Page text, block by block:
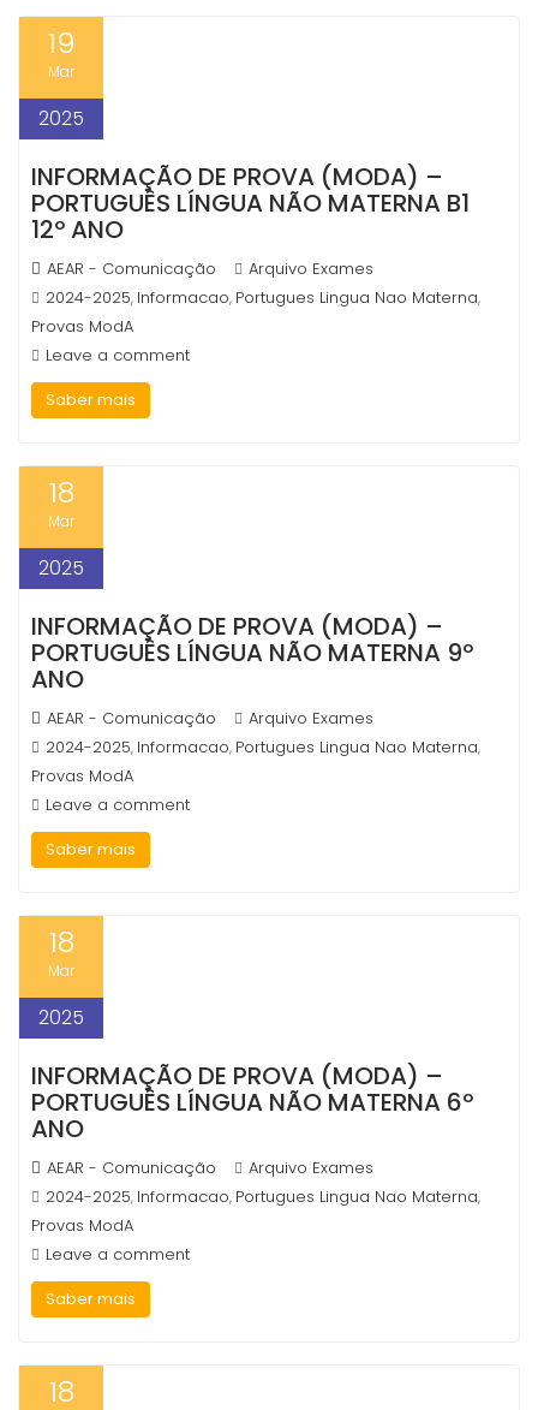
19
Mar
2025
INFORMAÇÃO DE PROVA (MODA) –
PORTUGUÊS LÍNGUA NÃO MATERNA B1
12º ANO
AEAR - Comunicação
Arquivo Exames
2024-2025, Informacao, Portugues Lingua Nao Materna,
Provas ModA
Leave a comment
Saber mais
18
Mar
2025
INFORMAÇÃO DE PROVA (MODA) –
PORTUGUÊS LÍNGUA NÃO MATERNA 9º
ANO
AEAR - Comunicação
Arquivo Exames
2024-2025, Informacao, Portugues Lingua Nao Materna,
Provas ModA
Leave a comment
Saber mais
18
Mar
2025
INFORMAÇÃO DE PROVA (MODA) –
PORTUGUÊS LÍNGUA NÃO MATERNA 6º
ANO
AEAR - Comunicação
Arquivo Exames
2024-2025, Informacao, Portugues Lingua Nao Materna,
Provas ModA
Leave a comment
Saber mais
18
These
optional.
They are
needed for
the website
to function.
In order for
us to
improve the
structure,